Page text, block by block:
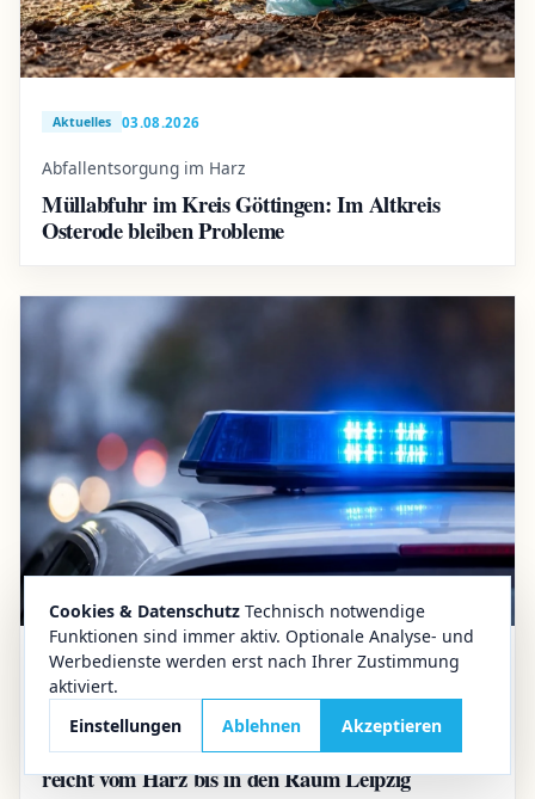
Cookies & Datenschutz Technisch notwendige
Funktionen sind immer aktiv. Optionale Analyse- und
Werbedienste werden erst nach Ihrer Zustimmung
aktiviert.
Einstellungen
Ablehnen Akzeptieren
Aktuelles 03.08.2026
Abfallentsorgung im Harz
Müllabfuhr im Kreis Göttingen: Im Altkreis
Osterode bleiben Probleme
Aktuelles 02.08.2026
Öffentlichkeitsfahndung im Harz
16-Jährige aus Quedlinburg vermisst: Suche
reicht vom Harz bis in den Raum Leipzig